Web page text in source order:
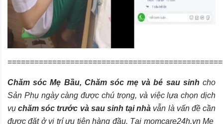
Chăm sóc Mẹ Bầu, Chăm sóc mẹ và bé sau sinh cho
Sản Phụ ngày càng được chú trọng, và việc lựa chọn dịch
vụchăm sóc trước và sau sinh tại nhà vẫn là vấn đề cần
được đặt ở vị trí ưu tiên hàng đầu. Tại momcare24h.vnMẹ